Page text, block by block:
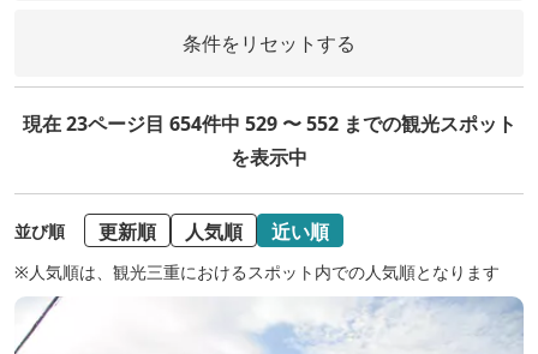
条件をリセットする
現在 23ページ目 654件中 529 〜 552 までの観光スポット
を表示中
並び順 更新順 人気順 近い順
※人気順は、観光三重におけるスポット内での人気順となります